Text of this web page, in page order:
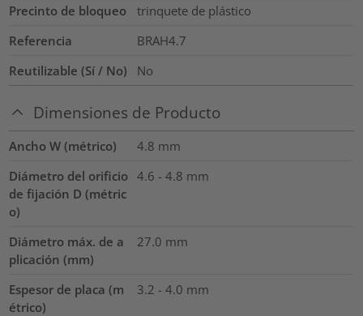
Precinto de bloqueo
trinquete de plástico
Referencia
BRAH4.7
Reutilizable (Sí / No)
No
Dimensiones de Producto
Ancho W (métrico) 4.8 mm
Diámetro del orificio
de fijación D (métric
o)
4.6 - 4.8 mm
Diámetro máx. de a
plicación (mm)
27.0 mm
Espesor de placa (m
étrico)
3.2 - 4.0 mm